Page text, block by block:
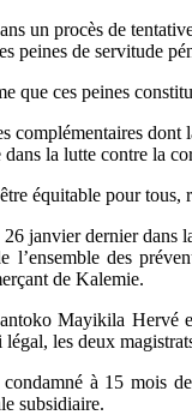
un procès de
peines de servitude
que ces peines
complémentaires
dans la lutte contre la
équitable pour tous,
janvier dernier
l’ensemble des
de Kalemie.
Mayikila Hervé
légal, les deux
à 15 mois
subsidiaire.